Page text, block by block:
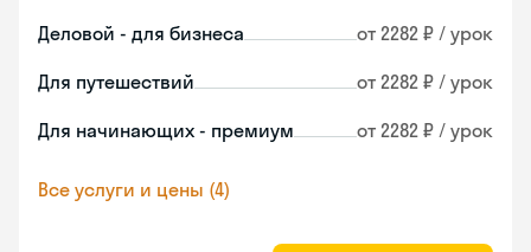
Деловой - для бизнеса от 2282 ₽ / урок
Для путешествий от 2282 ₽ / урок
Для начинающих - премиум от 2282 ₽ / урок
Все услуги и цены (4)